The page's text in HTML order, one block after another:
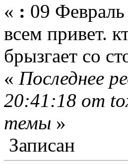
« : 09
всем привет.
брызгает со
« Последнее
20:41:18 от
темы »
Записан